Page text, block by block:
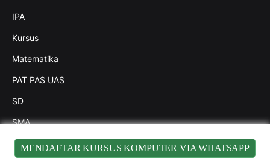
MENDAFTAR KURSUS KOMPUTER VIA WHATSAPP
IPA
Kursus
Matematika
PAT PAS UAS
SD
SMA
SMP